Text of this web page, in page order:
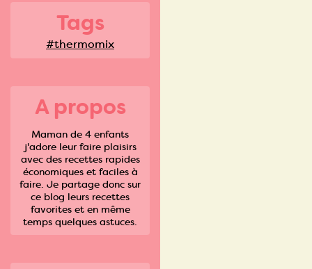
Tags
#thermomix
A propos
Maman de 4 enfants
j'adore leur faire plaisirs
avec des recettes rapides
économiques et faciles à
faire. Je partage donc sur
ce blog leurs recettes
favorites et en même
temps quelques astuces.